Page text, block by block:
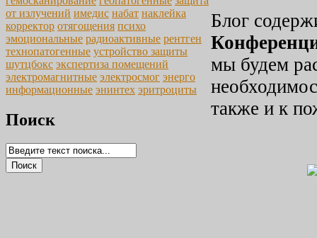
от излучений имедис набат наклейка
корректор отягощения психо
эмоциональные радиоактивные рентген
технопатогенные устройство защиты
шутцбокс экспертиза помещений
электромагнитные электросмог энерго
информационные энинтех эритроциты
Поиск
Блог
мы будем
также и к